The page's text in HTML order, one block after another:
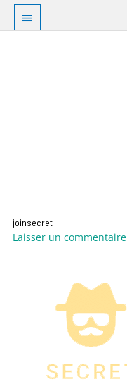
Aller
contenu
Au
dessus
joinsecret
Laisser un commentaire